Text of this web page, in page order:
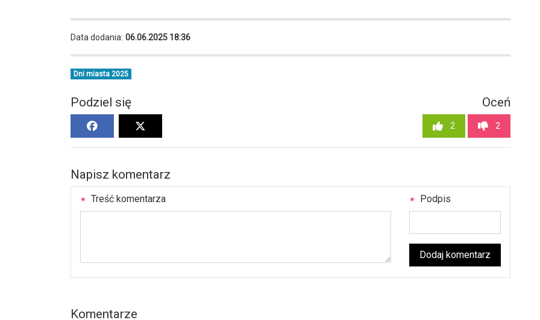
Data dodania: 06.06.2025 18:36
Dni miasta 2025
Podziel się Oceń
2 2
Napisz komentarz
Treść komentarza Podpis
Dodaj komentarz
Komentarze